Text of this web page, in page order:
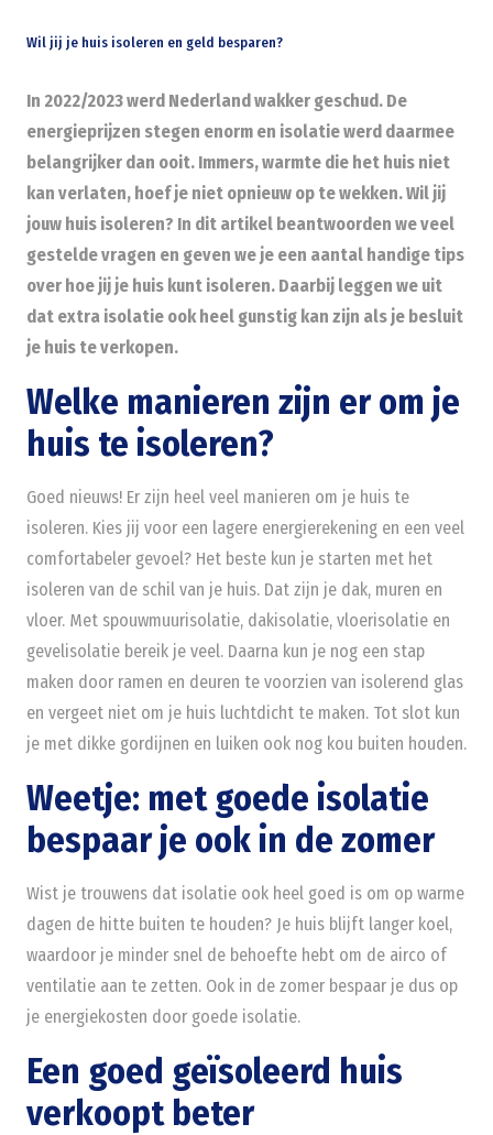
Wil jij je huis isoleren en geld besparen?
In 2022/2023 werd Nederland wakker geschud. De
energieprijzen stegen enorm en isolatie werd daarmee
belangrijker dan ooit. Immers, warmte die het huis niet
kan verlaten, hoef je niet opnieuw op te wekken. Wil jij
jouw huis isoleren? In dit artikel beantwoorden we veel
gestelde vragen en geven we je een aantal handige tips
over hoe jij je huis kunt isoleren. Daarbij leggen we uit
dat extra isolatie ook heel gunstig kan zijn als je besluit
je huis te verkopen.
Welke manieren zijn er om je
huis te isoleren?
Goed nieuws! Er zijn heel veel manieren om je huis te
isoleren. Kies jij voor een lagere energierekening en een veel
comfortabeler gevoel? Het beste kun je starten met het
isoleren van de schil van je huis. Dat zijn je dak, muren en
vloer. Met spouwmuurisolatie, dakisolatie, vloerisolatie en
gevelisolatie bereik je veel. Daarna kun je nog een stap
maken door ramen en deuren te voorzien van isolerend glas
en vergeet niet om je huis luchtdicht te maken. Tot slot kun
je met dikke gordijnen en luiken ook nog kou buiten houden.
Weetje: met goede isolatie
bespaar je ook in de zomer
Wist je trouwens dat isolatie ook heel goed is om op warme
dagen de hitte buiten te houden? Je huis blijft langer koel,
waardoor je minder snel de behoefte hebt om de airco of
ventilatie aan te zetten. Ook in de zomer bespaar je dus op
je energiekosten door goede isolatie.
Een goed geïsoleerd huis
verkoopt beter